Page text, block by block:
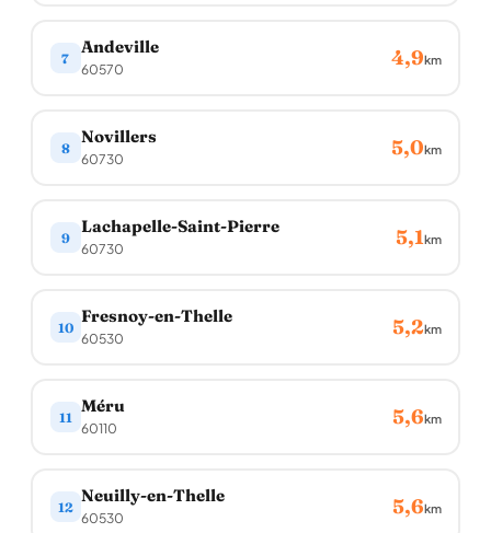
7
Andeville
60570 4,9km
8
Novillers
60730 5,0km
9
Lachapelle-Saint-Pierre
60730 5,1km
10
Fresnoy-en-Thelle
60530 5,2km
11
Méru
60110 5,6km
12
Neuilly-en-Thelle
60530 5,6km